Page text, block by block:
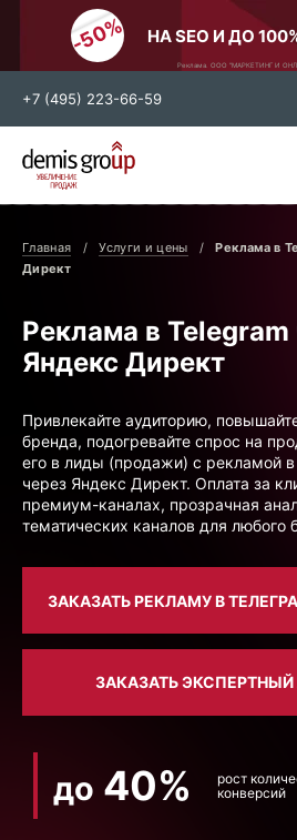
НА SEO И ДО
Реклама. ООО "МАРКЕТИНГ И
+7 (495) 223-66-59
Выберите свой город
Нижний Новгород
Новосибирск
Самара
Главная Услуги и цены
Реклама в
Директ
Реклама в Telegram
Яндекс Директ
Привлекайте аудиторию,
бренда, подогревайте спрос на
его в лиды (продажи) с рекламой
через Яндекс Директ. Оплата за
премиум-каналах, прозрачная
тематических каналов для любого
ЗАКАЗАТЬ РЕКЛАМУ В
ЗАКАЗАТЬ ЭКСПЕРТНЫЙ
до 40%
рост
конверсий